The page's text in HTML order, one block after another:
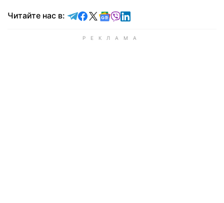
Читайте нас в: Читайте в Telegram
Читайте в Facebook
Читайте в X
Читайте в Google news
Читайте в Viber
Читайте в LinkedIn